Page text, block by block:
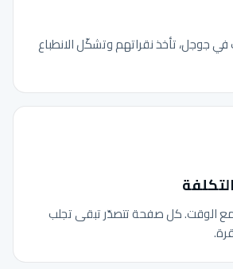
جوجل، تأخذ نقراتهم وتشكّل الانطباع
مع الوقت. كل صفحة تتصدّر تبقى تجلب